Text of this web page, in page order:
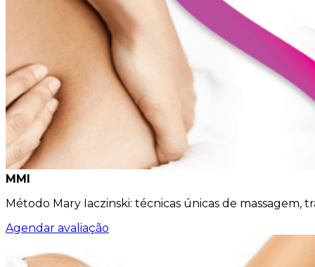
MMI
Método Mary Iaczinski: técnicas únicas de massagem,
Agendar avaliação